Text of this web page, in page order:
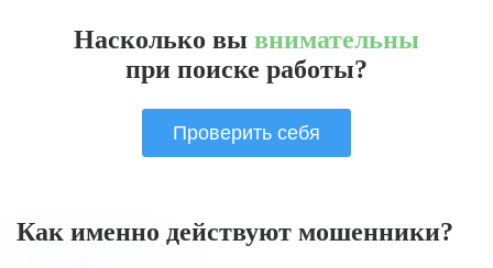
Насколько вы внимательны
при поиске работы?
Проверить себя
Как именно действуют мошенники?